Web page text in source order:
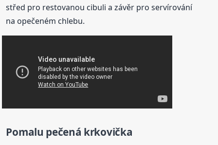
střed pro restovanou cibuli a závěr pro servírování
na opečeném chlebu.
Pomalu pečená krkovička